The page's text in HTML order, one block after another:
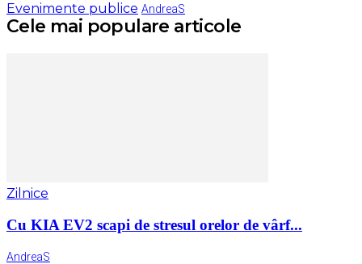
Evenimente publice AndreaS
Cele mai populare articole
Zilnice
Cu KIA EV2 scapi de stresul orelor de vârf...
AndreaS